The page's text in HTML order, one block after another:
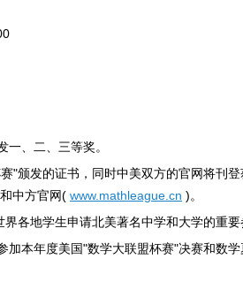
、二、三等奖。
"颁发的证书，同时中美双方的官网将刊
中方官网( www.mathleague.cn )。
各地学生申请北美著名中学和大学的重要
本年度美国"数学大联盟杯赛"决赛和数学